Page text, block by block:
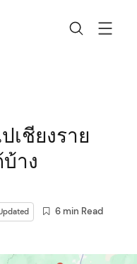
เชียงราย
าง
6 min Read